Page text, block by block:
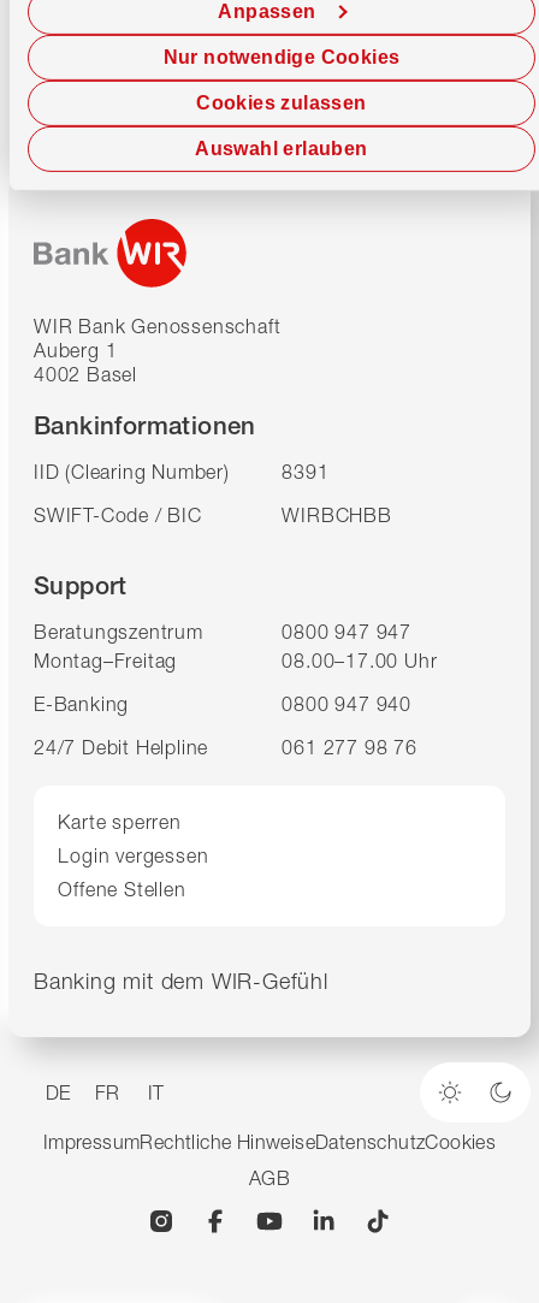
Cookies zulassen
Anpassen
Auswahl erlauben
Nur notwendige Cookies
Jetzt chatten
WIR Bank Genossenschaft
Auberg 1
4002 Basel
Bankinformationen
IID (Clearing Number)
8391
SWIFT-Code / BIC
WIRBCHBB
Support
Beratungszentrum
0800 947 947
Montag–Freitag
08.00–17.00 Uhr
E-Banking
0800 947 940
24/7 Debit Helpline
061 277 98 76
Karte sperren
Login vergessen
Offene Stellen
Banking mit dem WIR-Gefühl
DE FR IT
Heller
ImpressumRechtliche HinweiseDatenschutzCookies
AGB
InstagramFacebookYouTubeLinkedin